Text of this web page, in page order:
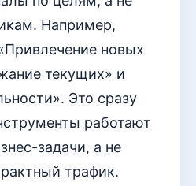
Например,
новых
текущих» и
Это сразу
работают
задачи, а не
трафик.